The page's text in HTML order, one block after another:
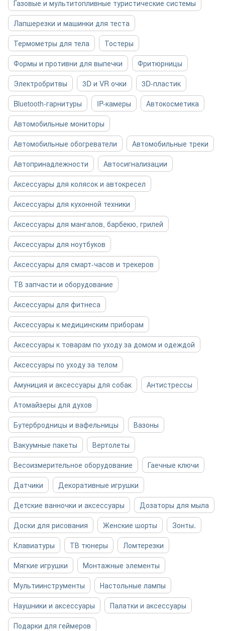
Газовые и мультитопливные туристические системы
Лапшерезки и машинки для теста
Термометры для тела
Тостеры
Формы и противни для выпечки
Фритюрницы
Электробритвы
3D и VR очки
3D-пластик
Bluetooth-гарнитуры
IP-камеры
Автокосметика
Автомобильные мониторы
Автомобильные обогреватели
Автомобильные треки
Автопринадлежности
Автосигнализации
Аксессуары для колясок и автокресел
Аксессуары для кухонной техники
Аксессуары для мангалов, барбекю, грилей
Аксессуары для ноутбуков
Аксессуары для смарт-часов и трекеров
ТВ запчасти и оборудование
Аксессуары для фитнеса
Аксессуары к медицинским приборам
Аксессуары к товарам по уходу за домом и одеждой
Аксессуары по уходу за телом
Амуниция и аксессуары для собак
Антистрессы
Атомайзеры для духов
Бутербродницы и вафельницы
Вазоны
Вакуумные пакеты
Вертолеты
Весоизмерительное оборудование
Гаечные ключи
Датчики
Декоративные игрушки
Детские ванночки и аксессуары
Дозаторы для мыла
Доски для рисования
Женские шорты
Зонты.
Клавиатуры
ТВ тюнеры
Ломтерезки
Мягкие игрушки
Монтажные элементы
Мультиинструменты
Настольные лампы
Наушники и аксессуары
Палатки и аксессуары
Подарки для геймеров